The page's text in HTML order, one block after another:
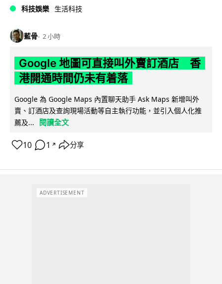
科技娛樂 生活科技
藍骨 2 小時
Google 地圖可直接叫外賣訂酒店 香
港開通時間仍未有着落
Google 為 Google Maps 內置聊天助手 Ask Maps 新增叫外
賣、訂酒店及查詢現場活動等自主執行功能，並引入個人化推
薦及...
閱讀全文
10 1 ↗ 分享
ADVERTISEMENT